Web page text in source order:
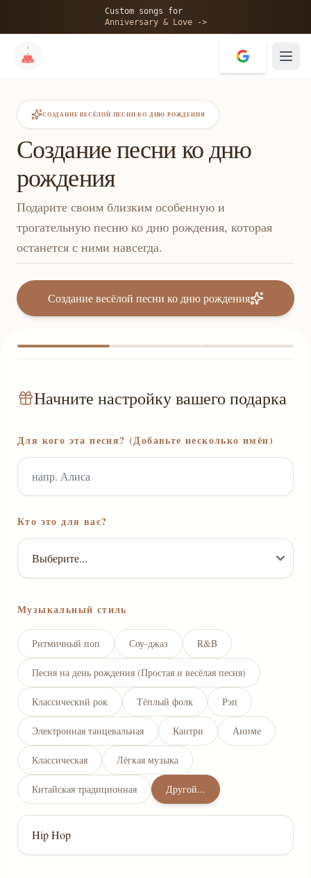
Custom songs for
Anniversary & Love ->
СОЗДАНИЕ ВЕСЁЛОЙ ПЕСНИ КО ДНЮ РОЖДЕНИЯ
Создание песни ко дню
рождения
Подарите своим близким особенную и
трогательную песню ко дню рождения, которая
останется с ними навсегда.
Создание весёлой песни ко дню рождения
Начните настройку вашего подарка
Для кого эта песня? (Добавьте несколько имён)
Кто это для вас?
Музыкальный стиль
Ритмичный поп Соу-джаз R&B
Песня на день рождения (Простая и весёлая песня)
Классический рок Тёплый фолк Рэп
Электронная танцевальная Кантри Аниме
Классическая Лёгкая музыка
Китайская традиционная Другой...